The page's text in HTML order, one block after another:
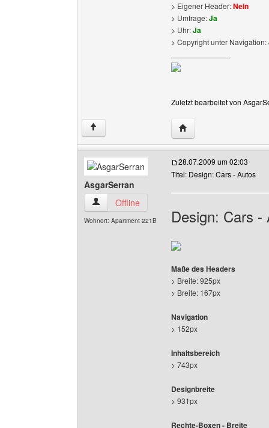
> Eigener Header:Nein
> Umfrage:Ja
> Uhr:Ja
> Copyright unter Navigation:
Zuletzt bearbeitet von
↑ Website dieses
AsgarSerran
AsgarSerran Benutzer-Profile anzeigen
Offline
Wohnort: Apartment 221B
28.07.2009 um 02:03
Titel: Design: Cars - Autos
Design: Cars -
Maße des Headers
> Breite: 925px
> Breite: 167px
Navigation
> 152px
Inhaltsbereich
> 743px
Designbreite
> 931px
Rechte-Boxen - Breite